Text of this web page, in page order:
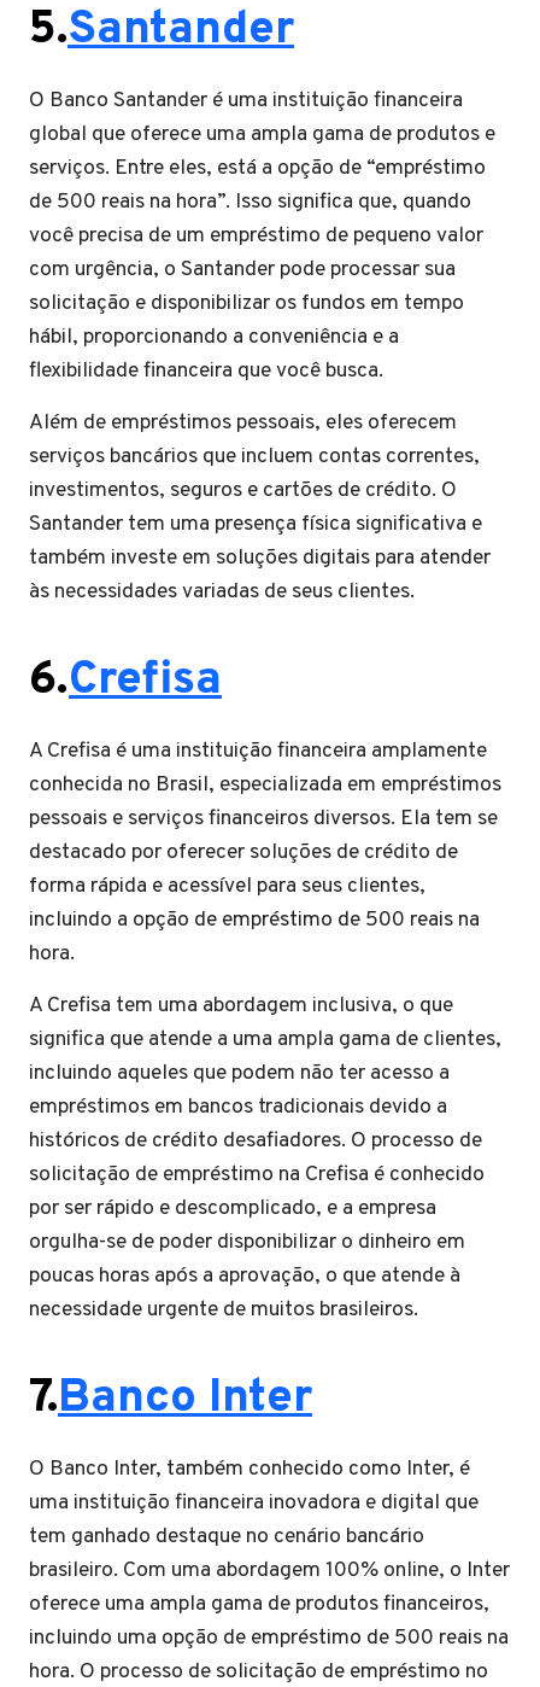
5.Santander
O Banco Santander é uma instituição financeira
global que oferece uma ampla gama de produtos e
serviços. Entre eles, está a opção de “empréstimo
de 500 reais na hora”. Isso significa que, quando
você precisa de um empréstimo de pequeno valor
com urgência, o Santander pode processar sua
solicitação e disponibilizar os fundos em tempo
hábil, proporcionando a conveniência e a
flexibilidade financeira que você busca.
Além de empréstimos pessoais, eles oferecem
serviços bancários que incluem contas correntes,
investimentos, seguros e cartões de crédito. O
Santander tem uma presença física significativa e
também investe em soluções digitais para atender
às necessidades variadas de seus clientes.
6.Crefisa
A Crefisa é uma instituição financeira amplamente
conhecida no Brasil, especializada em empréstimos
pessoais e serviços financeiros diversos. Ela tem se
destacado por oferecer soluções de crédito de
forma rápida e acessível para seus clientes,
incluindo a opção de empréstimo de 500 reais na
hora.
A Crefisa tem uma abordagem inclusiva, o que
significa que atende a uma ampla gama de clientes,
incluindo aqueles que podem não ter acesso a
empréstimos em bancos tradicionais devido a
históricos de crédito desafiadores. O processo de
solicitação de empréstimo na Crefisa é conhecido
por ser rápido e descomplicado, e a empresa
orgulha-se de poder disponibilizar o dinheiro em
poucas horas após a aprovação, o que atende à
necessidade urgente de muitos brasileiros.
7.Banco Inter
O Banco Inter, também conhecido como Inter, é
uma instituição financeira inovadora e digital que
tem ganhado destaque no cenário bancário
brasileiro. Com uma abordagem 100% online, o Inter
oferece uma ampla gama de produtos financeiros,
incluindo uma opção de empréstimo de 500 reais na
hora. O processo de solicitação de empréstimo no